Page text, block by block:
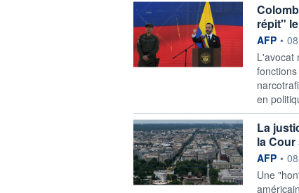
répit"
AFP •
L'avocat
en
La
la
AFP •
Une